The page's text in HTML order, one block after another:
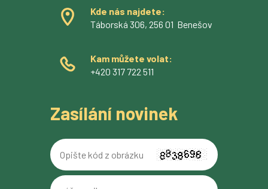
Kde nás najdete:
Táborská 306, 256 01 Benešov
Kam můžete volat:
+420 317 722 511
Zasílání novinek
Opište
kód